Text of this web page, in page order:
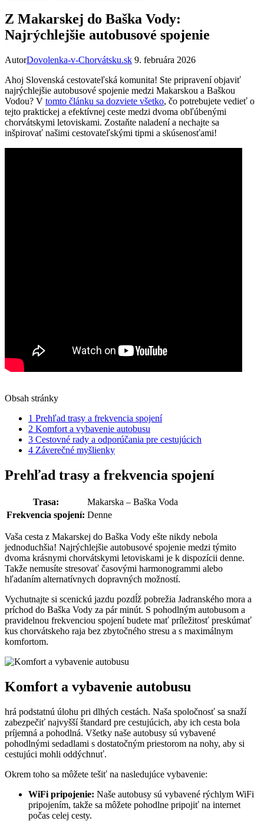
Z Makarskej do Baška Vody:
Najrýchlejšie autobusové spojenie
AutorDovolenka-v-Chorvátsku.sk 9. februára 2026
Ahoj Slovenská cestovateľská komunita! Ste pripravení objaviť
najrýchlejšie autobusové spojenie medzi Makarskou a Baškou
Vodou? V tomto článku sa dozviete všetko, čo potrebujete vedieť o
tejto praktickej a efektívnej ceste medzi dvoma obľúbenými
chorvátskymi letoviskami. Zostaňte naladení a nechajte sa
inšpirovať našimi cestovateľskými tipmi a skúsenosťami!
Obsah stránky
1 Prehľad trasy a frekvencia spojení
2 Komfort a vybavenie autobusu
3 Cestovné rady a odporúčania pre cestujúcich
4 Záverečné myšlienky
Prehľad trasy a frekvencia spojení
Trasa:
Makarska – Baška Voda
Frekvencia spojení: Denne
Vaša cesta z Makarskej do Baška Vody ešte nikdy nebola
jednoduchšia! Najrýchlejšie autobusové spojenie medzi týmito
dvoma krásnymi chorvátskymi letoviskami je k dispozícii denne.
Takže nemusíte stresovať časovými harmonogrammi alebo
hľadaním alternatívnych dopravných možností.
Vychutnajte si scenickú jazdu pozdĺž pobrežia Jadranského mora a
príchod do Baška Vody za pár minút. S pohodlným autobusom a
pravidelnou frekvenciou spojení budete mať príležitosť preskúmať
kus chorvátskeho raja bez zbytočného stresu a s maximálnym
komfortom.
Komfort a vybavenie autobusu
hrá podstatnú úlohu pri dlhých cestách. Naša spoločnosť sa snaží
zabezpečiť najvyšší štandard pre cestujúcich, aby ich cesta bola
príjemná a pohodlná. Všetky naše autobusy sú vybavené
pohodlnými sedadlami s dostatočným priestorom na nohy, aby si
cestujúci mohli oddýchnuť.
Okrem toho sa môžete tešiť na nasledujúce vybavenie:
WiFi pripojenie: Naše autobusy sú vybavené rýchlym WiFi
pripojením, takže sa môžete pohodlne pripojiť na internet
počas celej cesty.